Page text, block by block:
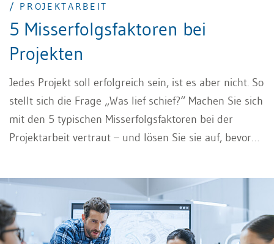
/ PROJEKTARBEIT
5 Misserfolgsfaktoren bei
Projekten
Jedes Projekt soll erfolgreich sein, ist es aber nicht. So
stellt sich die Frage „Was lief schief?“ Machen Sie sich
mit den 5 typischen Misserfolgsfaktoren bei der
Projektarbeit vertraut – und lösen Sie sie auf, bevor